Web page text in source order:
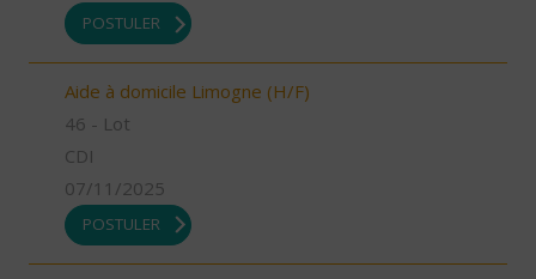
POSTULER
Aide à domicile Limogne (H/F)
46 - Lot
CDI
07/11/2025
POSTULER